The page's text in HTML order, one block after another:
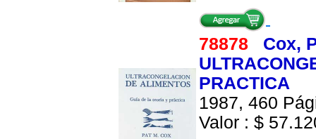
78878 Cox,
PRACTICA
1987, 460
Valor : $